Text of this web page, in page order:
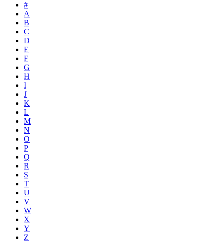
#
A
B
C
D
E
F
G
H
I
J
K
L
M
N
O
P
Q
R
S
T
U
V
W
X
Y
Z